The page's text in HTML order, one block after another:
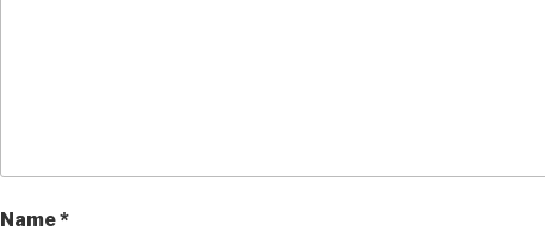
Name*